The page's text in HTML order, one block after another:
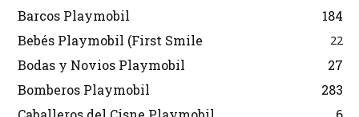
Barcos Playmobil
184
Bebés Playmobil (First Smile
22
Bodas y Novios Playmobil
27
Bomberos Playmobil
283